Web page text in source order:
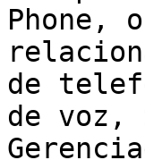
Phone,
de
de voz,